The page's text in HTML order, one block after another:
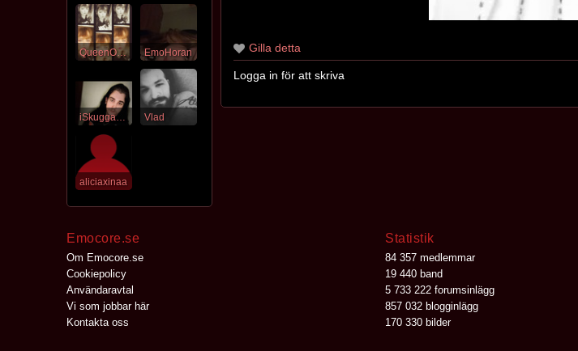
QueenOfDarkness EmoHoran
iSkugganAvTellus Vlad
aliciaxinaa
Gilla detta
Logga in för att skriva
Emocore.se
Om Emocore.se
Cookiepolicy
Användaravtal
Vi som jobbar här
Kontakta oss
Statistik
84 357 medlemmar
19 440 band
5 733 222 forumsinlägg
857 032 blogginlägg
170 330 bilder